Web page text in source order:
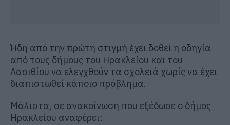
Ήδη από την πρώτη στιγμή έχει δοθεί η οδηγία
από τους δήμους του Ηρακλείου και του
Λασιθίου να ελεγχθούν τα σχολειά χωρίς να έχει
διαπιστωθεί κάποιο πρόβλημα.
Μάλιστα, σε ανακοίνωση που εξέδωσε ο δήμος
Ηρακλείου αναφέρει: